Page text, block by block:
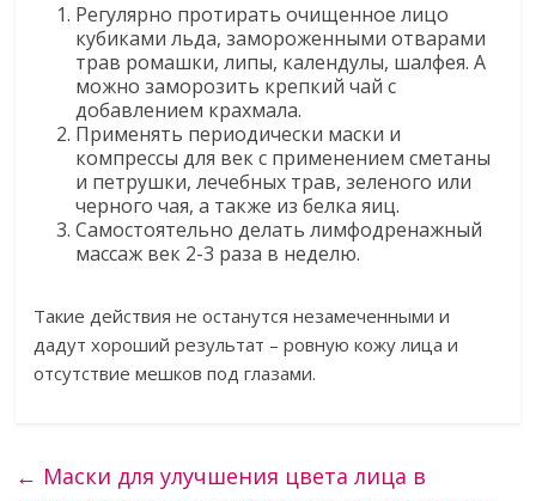
Регулярно протирать очищенное лицо
кубиками льда, замороженными отварами
трав ромашки, липы, календулы, шалфея. А
можно заморозить крепкий чай с
добавлением крахмала.
Применять периодически маски и
компрессы для век с применением сметаны
и петрушки, лечебных трав, зеленого или
черного чая, а также из белка яиц.
Самостоятельно делать лимфодренажный
массаж век 2-3 раза в неделю.
Такие действия не останутся незамеченными и
дадут хороший результат – ровную кожу лица и
отсутствие мешков под глазами.
← Маски для улучшения цвета лица в